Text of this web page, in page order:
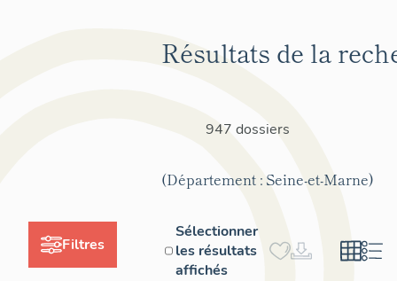
Filtres
Résultats de la
947 dossiers
(Département : Seine-et-Marne)
Sélectionner
les résultats
affichés